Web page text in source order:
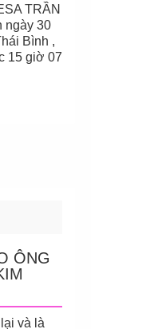
TRẦN
ngày 30
Bình ,
15 giờ 07
ÔNG
và là